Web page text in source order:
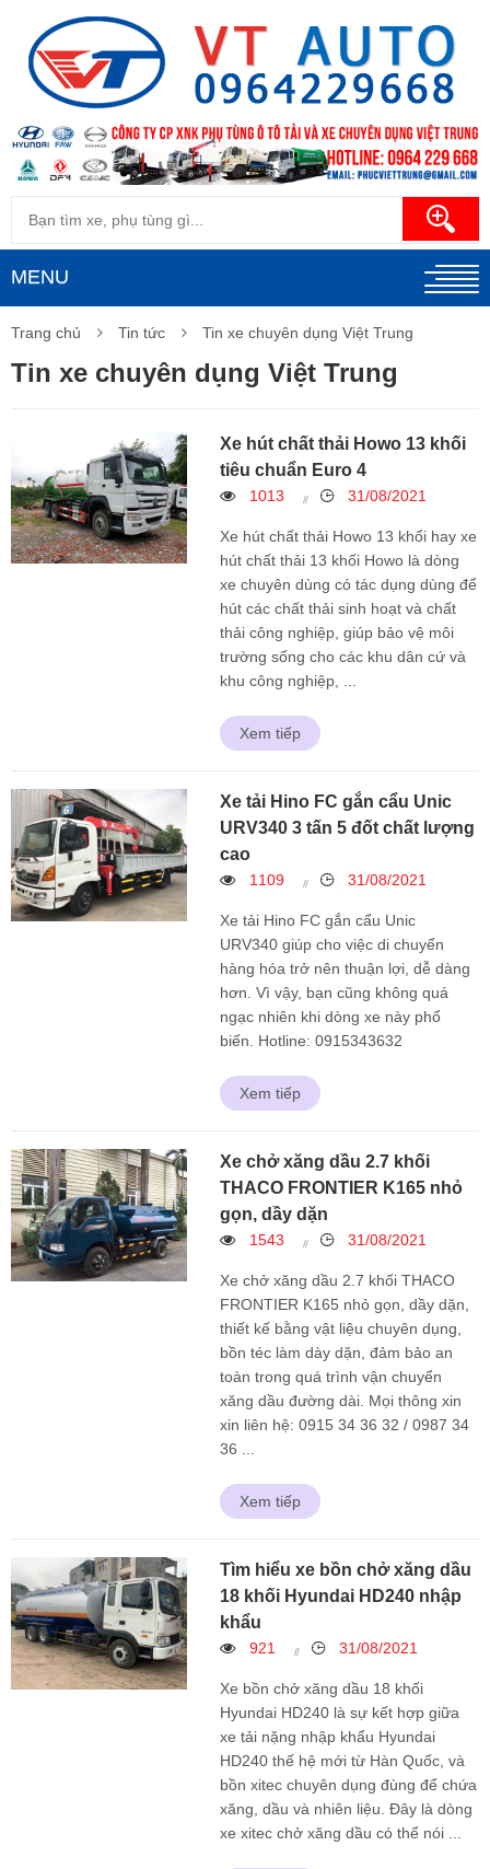
MENU
Trang chủ Tin tức Tin xe chuyên dụng Việt Trung
Tin xe chuyên dụng Việt Trung
Xe hút chất thải Howo 13 khối
tiêu chuẩn Euro 4
1013 31/08/2021
Xe hút chất thải Howo 13 khối hay xe
hút chất thải 13 khối Howo là dòng
xe chuyên dùng có tác dụng dùng để
hút các chất thải sinh hoạt và chất
thải công nghiệp, giúp bảo vệ môi
trường sống cho các khu dân cứ và
khu công nghiệp, ...
Xem tiếp
Xe tải Hino FC gắn cẩu Unic
URV340 3 tấn 5 đốt chất lượng
cao
1109 31/08/2021
Xe tải Hino FC gắn cẩu Unic
URV340 giúp cho việc di chuyển
hàng hóa trở nên thuận lợi, dễ dàng
hơn. Vì vậy, bạn cũng không quá
ngạc nhiên khi dòng xe này phổ
biến. Hotline: 0915343632
Xem tiếp
Xe chở xăng dầu 2.7 khối
THACO FRONTIER K165 nhỏ
gọn, dầy dặn
1543 31/08/2021
Xe chở xăng dầu 2.7 khối THACO
FRONTIER K165 nhỏ gọn, dầy dặn,
thiết kế bằng vật liệu chuyên dụng,
bồn téc làm dày dặn, đảm bảo an
toàn trong quá trình vận chuyển
xăng dầu đường dài. Mọi thông xin
xin liên hệ: 0915 34 36 32 / 0987 34
36 ...
Xem tiếp
Tìm hiểu xe bồn chở xăng dầu
18 khối Hyundai HD240 nhập
khẩu
921 31/08/2021
Xe bồn chở xăng dầu 18 khối
Hyundai HD240 là sự kết hợp giữa
xe tải nặng nhập khẩu Hyundai
HD240 thế hệ mới từ Hàn Quốc, và
bồn xitec chuyên dụng đùng để chứa
xăng, dầu và nhiên liệu. Đây là dòng
xe xitec chở xăng dầu có thể nói ...